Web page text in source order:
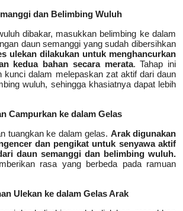
dan Belimbing Wuluh
dibakar, masukkan belimbing ke dalam
daun semanggi yang sudah dibersihkan
ulekan dilakukan untuk menghancurkan
kedua bahan secara merata. Tahap ini
kunci dalam melepaskan zat aktif dari daun
wuluh, sehingga khasiatnya dapat lebih
Campurkan ke dalam Gelas
tuangkan ke dalam gelas. Arak digunakan
dan pengikat untuk senyawa aktif
daun semanggi dan belimbing wuluh.
rasa yang berbeda pada ramuan
Ulekan ke dalam Gelas Arak